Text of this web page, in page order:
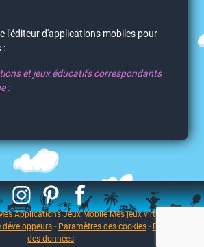
l'éditeur d'applications mobiles pour
:
et jeux éducatifs correspondants
:
Applications Jeux Mobile Mes jeux virtuels
développeurs- Paramètres des cookies- Protection
des données